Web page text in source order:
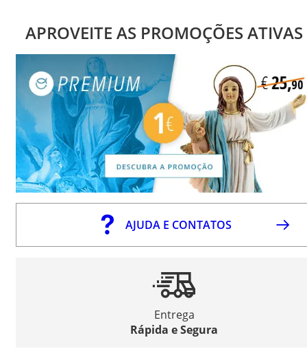
APROVEITE AS PROMOÇÕES ATIVAS
AJUDA E CONTATOS
Entrega
Rápida e Segura